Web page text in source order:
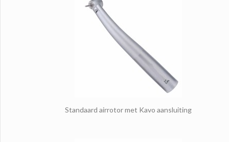
Standaard airrotor met Kavo aansluiting